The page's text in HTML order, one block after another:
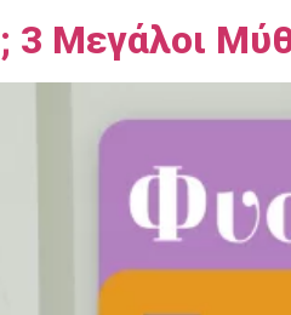
Μεγάλοι